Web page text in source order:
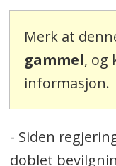
Merk at
gammel, og
informasjon.
- Siden
doblet